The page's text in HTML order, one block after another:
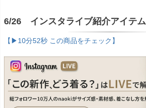
6/26 インスタライブ紹介アイテム
【▶10分52秒 この商品をチェック】